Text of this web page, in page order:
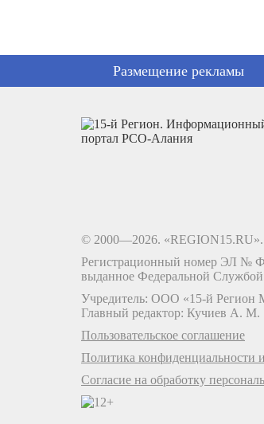
Размещение рекламы
© 2000—2026. «REGION15.RU».
Регистрационный номер ЭЛ №
выданное Федеральной
Учредитель: ООО «15-й Регион
Главный редактор: Кучиев А. М.
Пользовательское соглашение
Политика конфиденциальности
Согласие на обработку